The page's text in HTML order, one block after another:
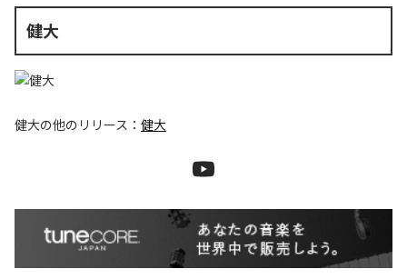
健大
健大の他のリリース： 健大